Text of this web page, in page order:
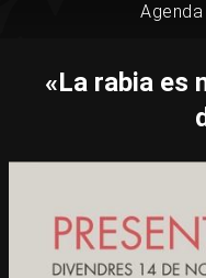
«La rabia es